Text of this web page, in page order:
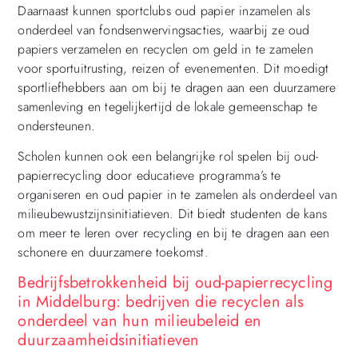
Daarnaast kunnen sportclubs oud papier inzamelen als
onderdeel van fondsenwervingsacties, waarbij ze oud
papiers verzamelen en recyclen om geld in te zamelen
voor sportuitrusting, reizen of evenementen. Dit moedigt
sportliefhebbers aan om bij te dragen aan een duurzamere
samenleving en tegelijkertijd de lokale gemeenschap te
ondersteunen.
Scholen kunnen ook een belangrijke rol spelen bij oud-
papierrecycling door educatieve programma’s te
organiseren en oud papier in te zamelen als onderdeel van
milieubewustzijnsinitiatieven. Dit biedt studenten de kans
om meer te leren over recycling en bij te dragen aan een
schonere en duurzamere toekomst.
Bedrijfsbetrokkenheid bij oud-papierrecycling
in Middelburg: bedrijven die recyclen als
onderdeel van hun milieubeleid en
duurzaamheidsinitiatieven